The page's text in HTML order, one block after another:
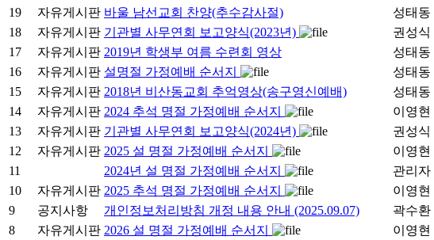
19
자유게시판 바울 남선교회 찬양(추수감사절) 성태동
18
자유게시판 기관별 사무연회 보고양식(2023년) 권성식
17
자유게시판 2019년 학생부 여름 수련회 영상 성태동
16
자유게시판 설명절 가정예배 순서지 성태동
15
자유게시판 2018년 비산동교회 추억영상(송구영신예배) 성태동
14
자유게시판 2024 추석 명절 가정예배 순서지 이영현
13
자유게시판 기관별 사무연회 보고양식(2024년) 권성식
12
자유게시판 2025 설 명절 가정예배 순서지 이영현
11
2024년 설 명절 가정예배 순서지 관리자
10
자유게시판 2025 추석 명절 가정예배 순서지 이영현
9
공지사항 개인정보처리방침 개정 내용 안내 (2025.09.07) 곽수환
8
자유게시판 2026 설 명절 가정예배 순서지 이영현